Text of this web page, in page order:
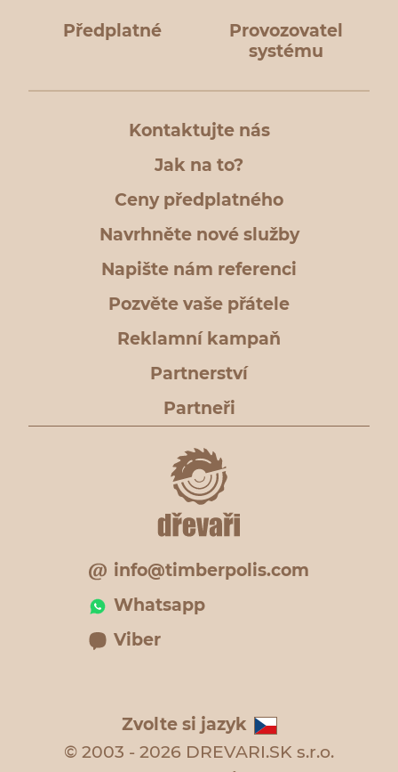
Předplatné
Provozovatel
systému
Kontaktujte nás
Jak na to?
Ceny předplatného
Navrhněte nové služby
Napište nám referenci
Pozvěte vaše přátele
Reklamní kampaň
Partnerství
Partneři
info@timberpolis.com
Whatsapp
Viber
Zvolte si jazyk
© 2003 - 2026 DREVARI.SK s.r.o.